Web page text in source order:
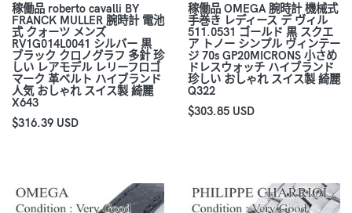
稼働品 roberto cavalli BY
FRANCK MULLER 腕時計 電池
式 クォーツ メンズ
RV1G014L0041 シルバー 黒
ブラック クロノグラフ 多針 珍
しい レアモデル レリーフロゴ
マーク 革ベルト ハイブランド
人気 おしゃれ スイス製 綺麗
X643
$316.39 USD
稼働品 OMEGA 腕時計 機械式
手巻き レディース デ ヴィル
511.0531 ゴールド 黒 スクエ
ア トノー シンプル ヴィンテー
ジ 70s GP20MICRONS 小さめ
ドレスウォッチ ハイブランド
珍しい おしゃれ スイス製 綺麗
Q322
$303.85 USD